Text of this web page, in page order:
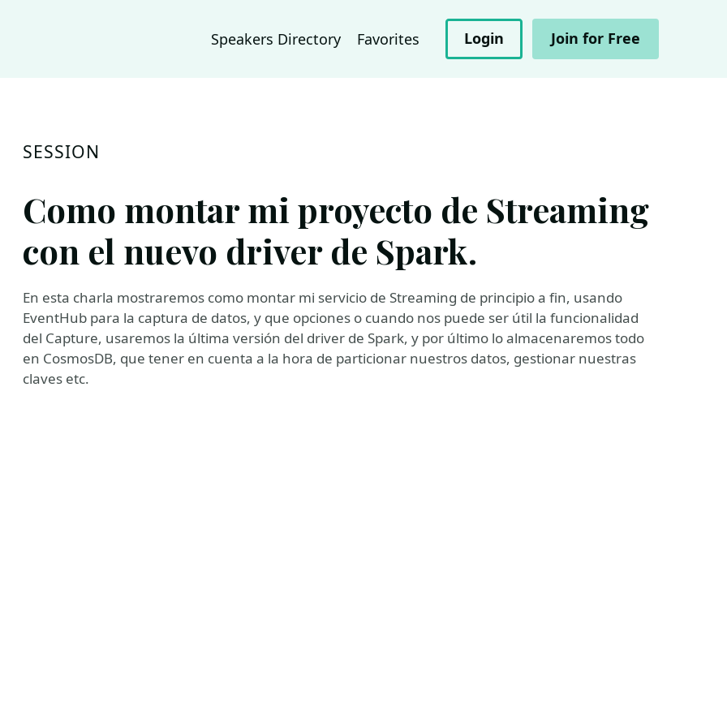
Speakers Directory Favorites Login Join for Free
SESSION
Como montar mi proyecto de Streaming
con el nuevo driver de Spark.
En esta charla mostraremos como montar mi servicio de Streaming de principio a fin, usando
EventHub para la captura de datos, y que opciones o cuando nos puede ser útil la funcionalidad
del Capture, usaremos la última versión del driver de Spark, y por último lo almacenaremos todo
en CosmosDB, que tener en cuenta a la hora de particionar nuestros datos, gestionar nuestras
claves etc.